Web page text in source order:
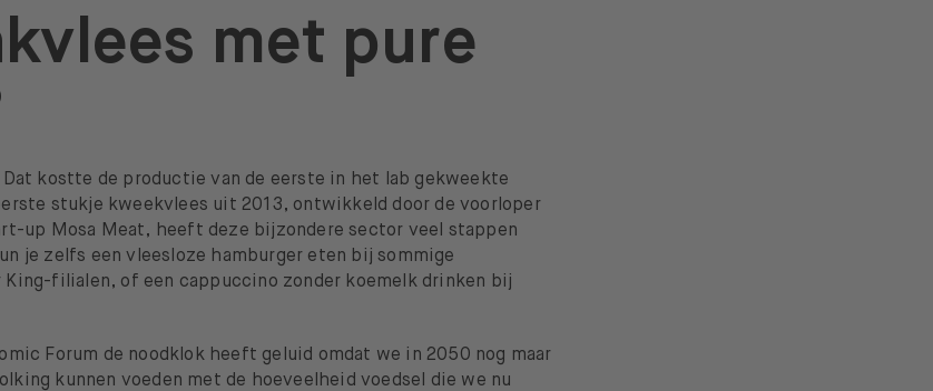
met pure
kostte de productie van de eerste in het lab gekweekte
stukje kweekvlees uit 2013, ontwikkeld door de voorloper
up Mosa Meat, heeft deze bijzondere sector veel stappen
je zelfs een vleesloze hamburger eten bij sommige
King-filialen, of een cappuccino zonder koemelk drinken bij
Forum de noodklok heeft geluid omdat we in 2050 nog maar
kunnen voeden met de hoeveelheid voedsel die we nu